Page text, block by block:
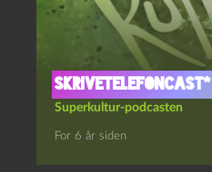
Skrivetelefoncast*
Superkultur-podcasten
For 6 år siden